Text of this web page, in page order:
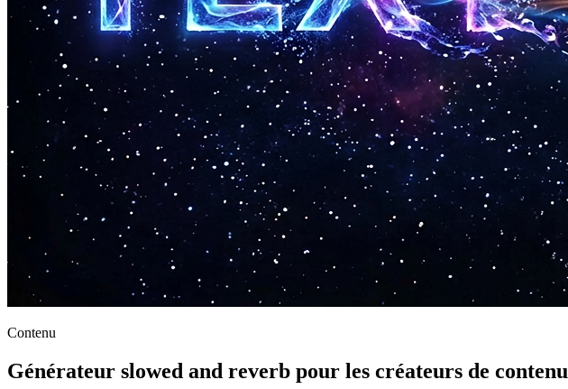
Contenu
Générateur slowed and reverb pour les créateurs de contenu